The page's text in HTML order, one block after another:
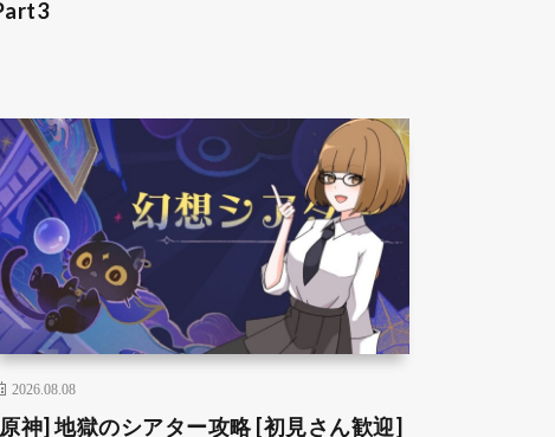
2026.08.08
神] 地獄のシアター攻略 [初見さん歓迎]